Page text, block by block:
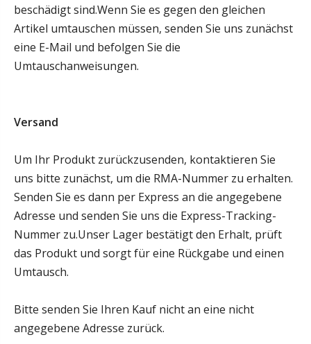
beschädigt sind.Wenn Sie es gegen den gleichen
Artikel umtauschen müssen, senden Sie uns zunächst
eine E-Mail und befolgen Sie die
Umtauschanweisungen.
Versand
Um Ihr Produkt zurückzusenden, kontaktieren Sie
uns bitte zunächst, um die RMA-Nummer zu erhalten.
Senden Sie es dann per Express an die angegebene
Adresse und senden Sie uns die Express-Tracking-
Nummer zu.Unser Lager bestätigt den Erhalt, prüft
das Produkt und sorgt für eine Rückgabe und einen
Umtausch.
Bitte senden Sie Ihren Kauf nicht an eine nicht
angegebene Adresse zurück.